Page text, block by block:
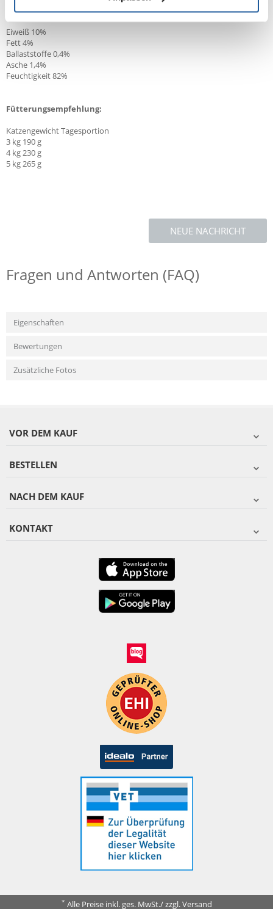
Analyse:
Eiweiß 10%
Fett 4%
Ballaststoffe 0,4%
Asche 1,4%
Feuchtigkeit 82%
Fütterungsempfehlung:
Katzengewicht Tagesportion
3 kg 190 g
4 kg 230 g
5 kg 265 g
NEUE NACHRICHT
Fragen und Antworten (FAQ)
Eigenschaften
Bewertungen
Zusätzliche Fotos
VOR DEM KAUF
BESTELLEN
NACH DEM KAUF
KONTAKT
* Alle Preise inkl. ges. MwSt./ zzgl. Versand